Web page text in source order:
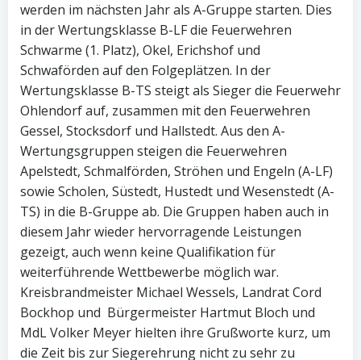
werden im nächsten Jahr als A-Gruppe starten. Dies
in der Wertungsklasse B-LF die Feuerwehren
Schwarme (1. Platz), Okel, Erichshof und
Schwaförden auf den Folgeplätzen. In der
Wertungsklasse B-TS steigt als Sieger die Feuerwehr
Ohlendorf auf, zusammen mit den Feuerwehren
Gessel, Stocksdorf und Hallstedt. Aus den A-
Wertungsgruppen steigen die Feuerwehren
Apelstedt, Schmalförden, Ströhen und Engeln (A-LF)
sowie Scholen, Süstedt, Hustedt und Wesenstedt (A-
TS) in die B-Gruppe ab. Die Gruppen haben auch in
diesem Jahr wieder hervorragende Leistungen
gezeigt, auch wenn keine Qualifikation für
weiterführende Wettbewerbe möglich war.
Kreisbrandmeister Michael Wessels, Landrat Cord
Bockhop und Bürgermeister Hartmut Bloch und
MdL Volker Meyer hielten ihre Grußworte kurz, um
die Zeit bis zur Siegerehrung nicht zu sehr zu